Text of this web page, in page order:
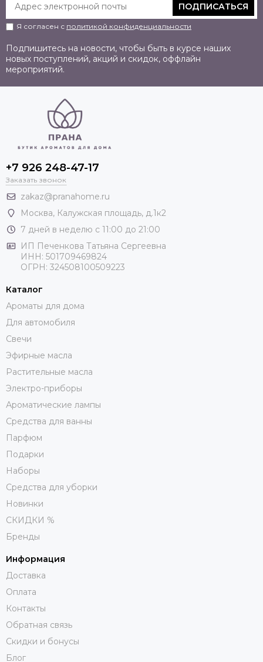
ПОДПИСАТЬСЯ
Я согласен с политикой конфиденциальности
Подпишитесь на новости, чтобы быть в курсе наших
новых поступлений, акций и скидок, оффлайн
мероприятий.
+7 926 248-47-17
Заказать звонок
zakaz@pranahome.ru
Москва, Калужская площадь, д.1к2
7 дней в неделю с 11:00 до 21:00
ИП Печенкова Татьяна Сергеевна
ИНН: 501709469824
ОГРН: 324508100509223
Каталог
Ароматы для дома
Для автомобиля
Свечи
Эфирные масла
Растительные масла
Электро-приборы
Ароматические лампы
Средства для ванны
Парфюм
Подарки
Наборы
Средства для уборки
Новинки
СКИДКИ %
Бренды
Информация
Доставка
Оплата
Контакты
Обратная связь
Скидки и бонусы
Блог